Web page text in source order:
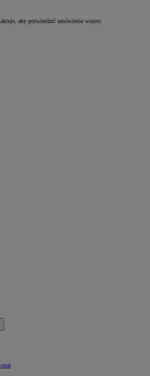
aby potwierdzić umówienie wizyty.